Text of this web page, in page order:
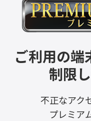
ご利用の端
制限
不正なアク
プレミア